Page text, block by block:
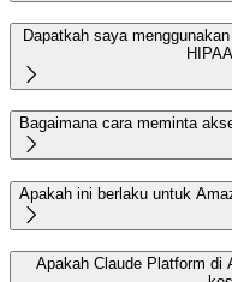
Dapatkah saya

Bagaimana cara meminta

Apakah ini berlaku untuk

Apakah Claude Platform di